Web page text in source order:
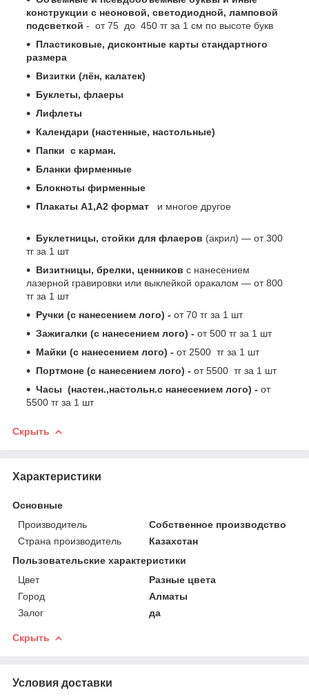
конструкции с неоновой, светодиодной, ламповой
подсветкой - от 75 до 450 тг за 1 см по высоте букв
Пластиковые, дисконтные карты стандартного
размера
Визитки (лён, калатек)
Буклеты, флаеры
Лифлеты
Календари (настенные, настольные)
Папки с карман.
Бланки фирменные
Блокноты фирменные
Плакаты А1,А2 формат и многое другое
Буклетницы, стойки для флаеров (акрил) ― от 300
тг за 1 шт
Визитницы, брелки, ценников с нанесением
лазерной гравировки или выклейкой оракалом ― от 800
тг за 1 шт
Ручки (с нанесением лого) - от 70 тг за 1 шт
Зажигалки (с нанесением лого) - от 500 тг за 1 шт
Майки (с нанесением лого) - от 2500 тг за 1 шт
Портмоне (с нанесением лого) - от 5500 тг за 1 шт
Часы (настен.,настольн.с нанесением лого) - от
5500 тг за 1 шт
Скрыть
Характеристики
Основные
Производитель
Собственное производство
Страна производитель
Казахстан
Пользовательские характеристики
Цвет
Разные цвета
Город
Алматы
Залог
да
Скрыть
Условия доставки